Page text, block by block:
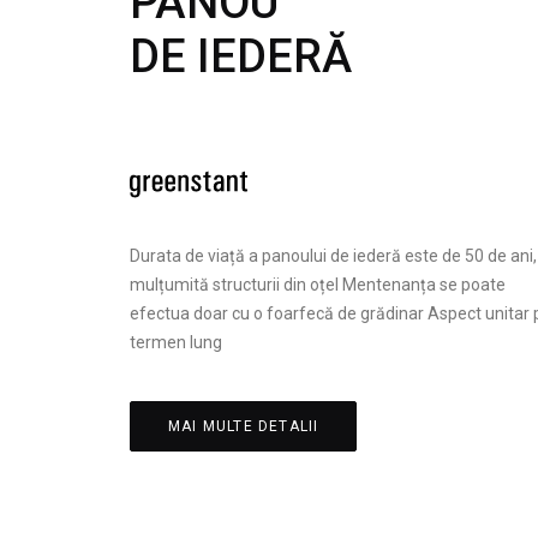
DE IEDERĂ
Durata de viață a panoului de iederă este de 50 de ani,
mulțumită structurii din oțel Mentenanța se poate
efectua doar cu o foarfecă de grădinar Aspect unitar
termen lung
MAI MULTE DETALII